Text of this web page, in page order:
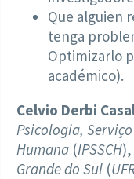
Que alguien
tenga
Optimizarlo
académico).
Celvio Derbi
Psicologia,
Humana (IPSSCH),
Grande do Sul (